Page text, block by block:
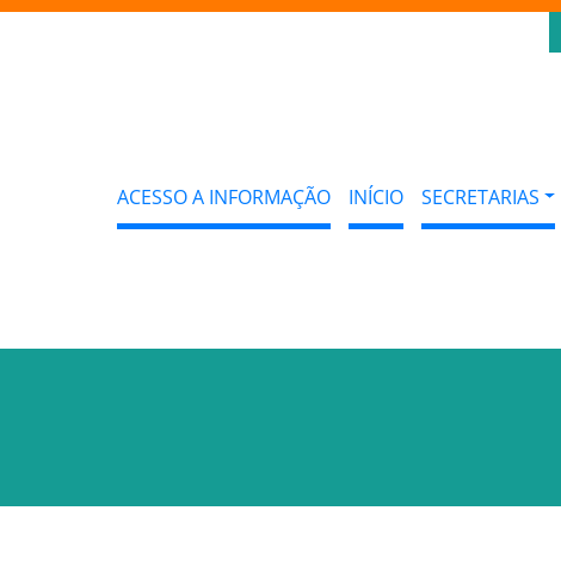
ACESSO A INFORMAÇÃO INÍCIO SECRETARIAS